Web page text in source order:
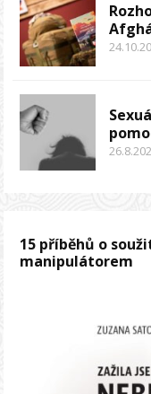
15 příběhů o
manipulátorem